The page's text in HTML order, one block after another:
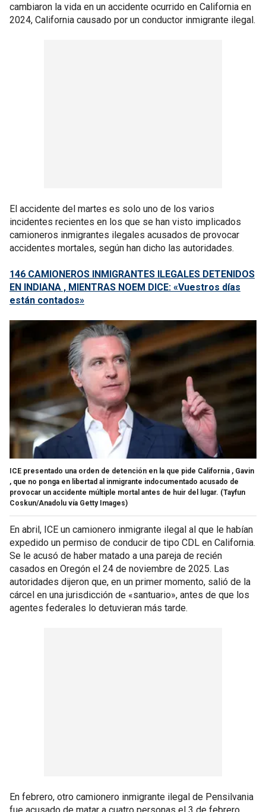
cambiaron la vida en un accidente ocurrido en California en
2024, California causado por un conductor inmigrante ilegal.
El accidente del martes es solo uno de los varios
incidentes recientes en los que se han visto implicados
camioneros inmigrantes ilegales acusados de provocar
accidentes mortales, según han dicho las autoridades.
146 CAMIONEROS INMIGRANTES ILEGALES DETENIDOS
EN INDIANA , MIENTRAS NOEM DICE: «Vuestros días
están contados»
ICE presentado una orden de detención en la que pide California , Gavin
, que no ponga en libertad al inmigrante indocumentado acusado de
provocar un accidente múltiple mortal antes de huir del lugar. (Tayfun
Coskun/Anadolu vía Getty Images)
En abril, ICE un camionero inmigrante ilegal al que le habían
expedido un permiso de conducir de tipo CDL en California.
Se le acusó de haber matado a una pareja de recién
casados en Oregón el 24 de noviembre de 2025. Las
autoridades dijeron que, en un primer momento, salió de la
cárcel en una jurisdicción de «santuario», antes de que los
agentes federales lo detuvieran más tarde.
En febrero, otro camionero inmigrante ilegal de Pensilvania
fue acusado de matar a cuatro personas el 3 de febrero